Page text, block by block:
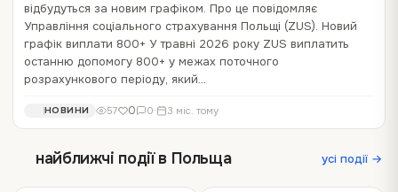
відбудуться за новим графіком. Про це повідомляє
Управління соціального страхування Польщі (ZUS). Новий
графік виплати 800+ У травні 2026 року ZUS виплатить
останню допомогу 800+ у межах поточного
розрахункового періоду, який…
НОВИНИ 57 0 0· 3 міс. тому
Майже 2 тис.злотих: у Польщі розпочали
виплачувати 13 пенсію
З 1 квітня у Польщі розпочалася виплата тринадцятої пенсії, у
перший день кошти отримають понад 844 тисячі осіб, повідомляє
виплату З 1 квітня 2026 року в Польщі стартувала виплата так
званої тринадцятої пенсії —…
НОВИНИ 69 0 0· 4 міс. тому
найближчі події в Польща усі події →